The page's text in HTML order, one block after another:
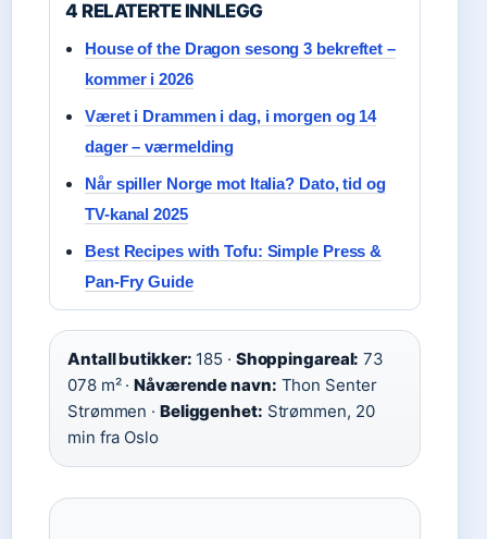
4 RELATERTE INNLEGG
House of the Dragon sesong 3 bekreftet –
kommer i 2026
Været i Drammen i dag, i morgen og 14
dager – værmelding
Når spiller Norge mot Italia? Dato, tid og
TV-kanal 2025
Best Recipes with Tofu: Simple Press &
Pan-Fry Guide
Antall butikker: 185 · Shoppingareal: 73
078 m² ·Nåværende navn: Thon Senter
Strømmen · Beliggenhet: Strømmen, 20
min fra Oslo